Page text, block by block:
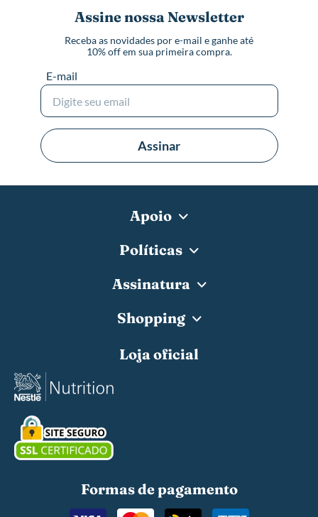
Assine nossa Newsletter
Receba as novidades por e-mail e ganhe até
10% off em sua primeira compra.
E-mail
Assinar
Apoio
Políticas
Assinatura
Shopping
Loja oficial
Formas de pagamento